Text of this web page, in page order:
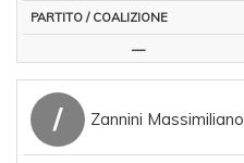
—
/ Zannini Massimiliano